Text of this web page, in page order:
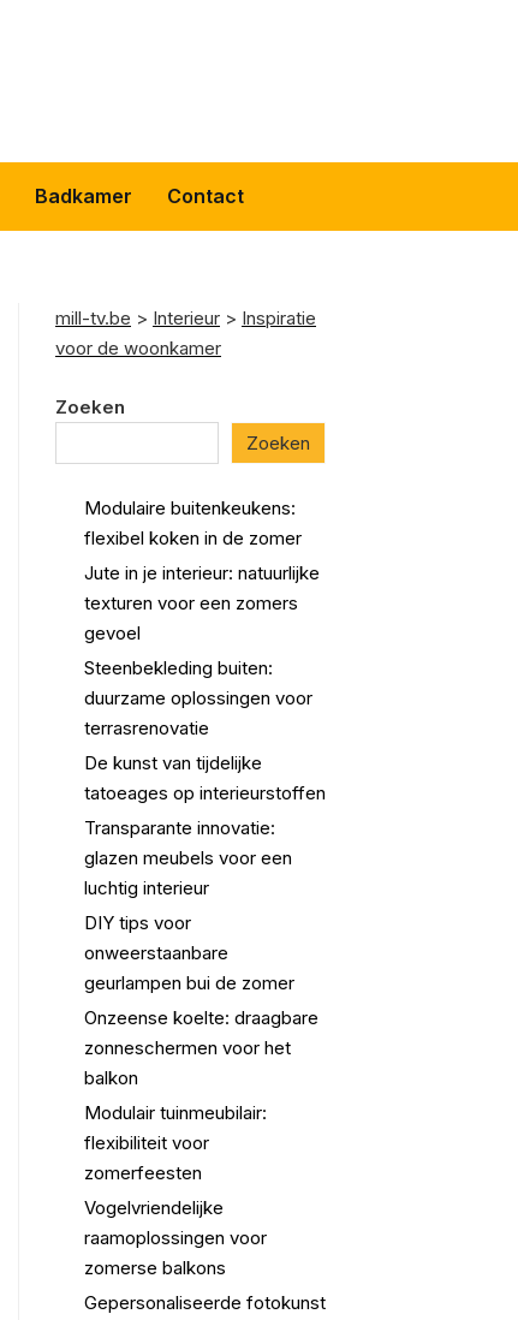
Badkamer Contact
mill-tv.be > Interieur > Inspiratie
voor de woonkamer
Zoeken
Zoeken
Modulaire buitenkeukens:
flexibel koken in de zomer
Jute in je interieur: natuurlijke
texturen voor een zomers
gevoel
Steenbekleding buiten:
duurzame oplossingen voor
terrasrenovatie
De kunst van tijdelijke
tatoeages op interieurstoffen
Transparante innovatie:
glazen meubels voor een
luchtig interieur
DIY tips voor
onweerstaanbare
geurlampen bui de zomer
Onzeense koelte: draagbare
zonneschermen voor het
balkon
Modulair tuinmeubilair:
flexibiliteit voor
zomerfeesten
Vogelvriendelijke
raamoplossingen voor
zomerse balkons
Gepersonaliseerde fotokunst